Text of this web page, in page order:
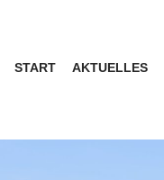
START AKTUELLES